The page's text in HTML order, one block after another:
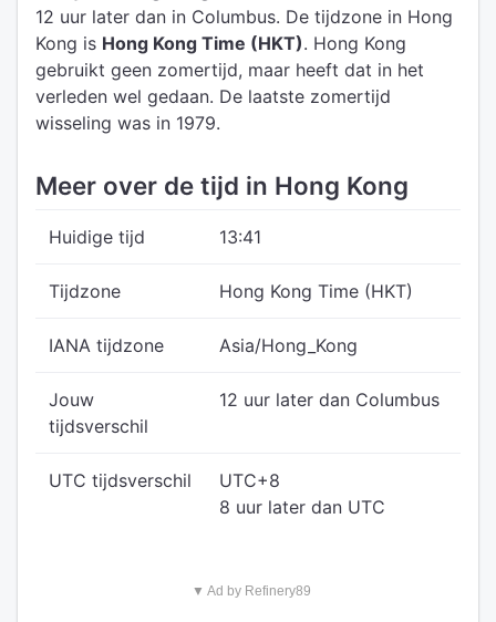
12 uur later dan in Columbus. De tijdzone in Hong
Kong is Hong Kong Time (HKT). Hong Kong
gebruikt geen zomertijd, maar heeft dat in het
verleden wel gedaan. De laatste zomertijd
wisseling was in 1979.
Meer over de tijd in Hong Kong
Huidige tijd 13:41
Tijdzone Hong Kong Time (HKT)
IANA tijdzone Asia/Hong_Kong
Jouw
tijdsverschil
12 uur later dan Columbus
UTC tijdsverschil
UTC+8
8 uur later dan UTC
▼ Ad by Refinery89